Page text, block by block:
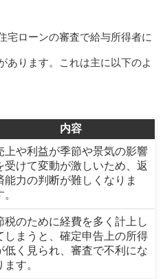
宅ローンの審査で給与所得者に
あります。これは主に以下のよ
内容
上や利益が季節や景気の影響
受けて変動が激しいため、返
能力の判断が難しくなりま
。
税のために経費を多く計上し
しまうと、確定申告上の所得
低く見られ、審査で不利にな
ます。